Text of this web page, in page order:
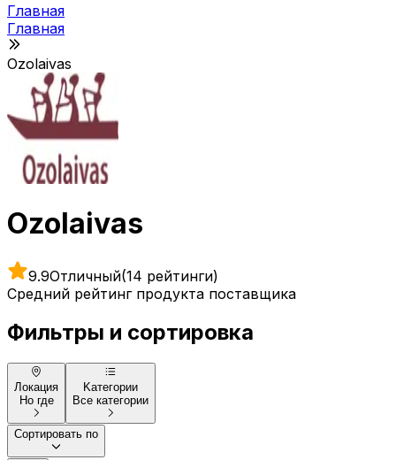
Главная
Главная
Ozolaivas
Ozolaivas
9.9Отличный(14 рейтинги)
Средний рейтинг продукта поставщика
Фильтры и сортировка
Локация
Но где
Kатегории
Все категории
Сортировать по